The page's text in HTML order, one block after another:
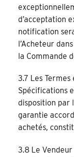
d’acceptation
notification
l’Acheteur
la Commande
3.7 Les
Spécifications
disposition par
garantie
achetés,
3.8 Le